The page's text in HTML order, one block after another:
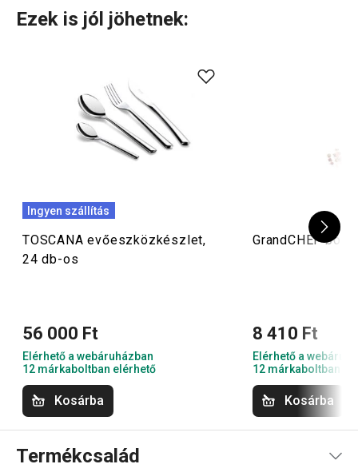
Ezek is jól jöhetnek:
Ingyen szállítás
TOSCANA evőeszközkészlet,
24 db-os
56 000 Ft
Elérhető a webáruházban
12 márkaboltban elérhető
Kosárba
GrandCHEF
8 410 Ft
Elérhető a
12 márkaboltban
Kosárba
Termékcsalád